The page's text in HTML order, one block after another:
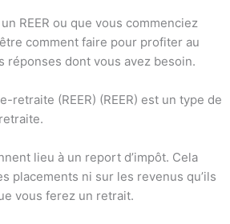
REER ou que vous commenciez
comment faire pour profiter au
réponses dont vous avez besoin.
retraite (REER) (REER) est un type de
lieu à un report d’impôt. Cela
placements ni sur les revenus qu’ils
vous ferez un retrait.